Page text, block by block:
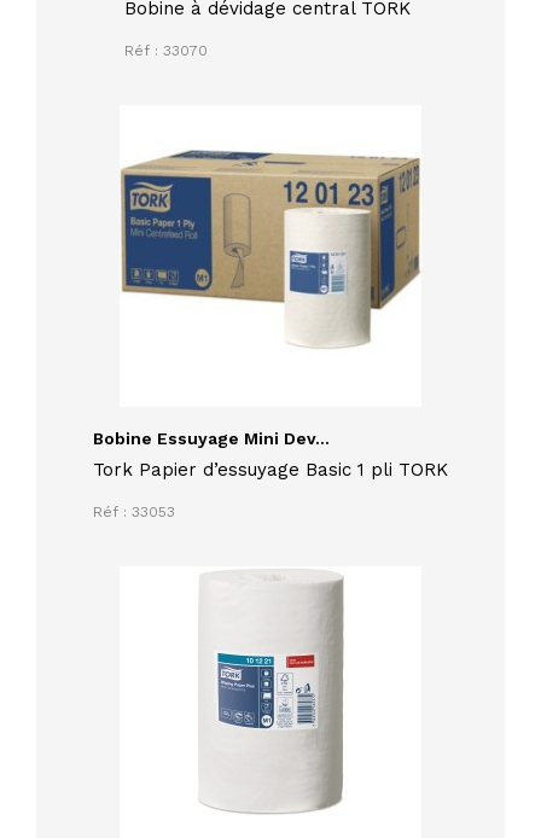
Bobine à dévidage central TORK
Réf : 33070
Bobine Essuyage Mini Dev...
Tork Papier d’essuyage Basic 1 pli TORK
Réf : 33053